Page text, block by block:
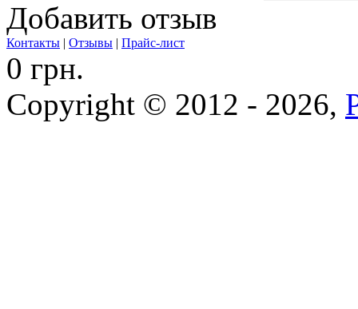
Добавить отзыв
Контакты | Отзывы | Прайс-лист
0 грн.
Copyright © 2012 - 2026,